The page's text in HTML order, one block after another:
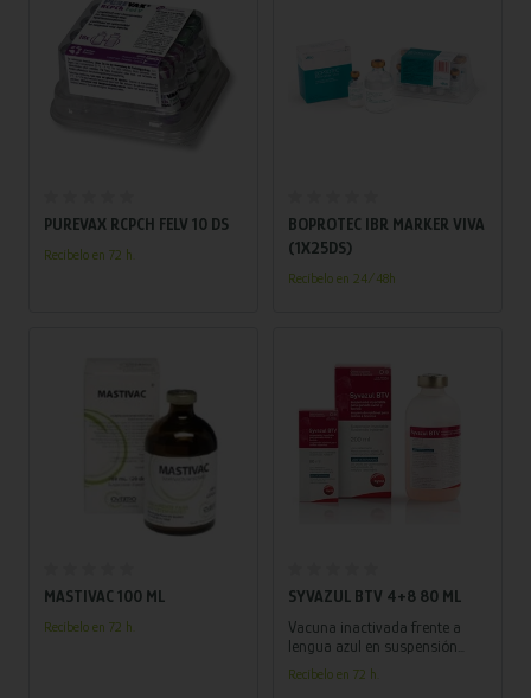
PUREVAX RCPCH FELV 10 DS
Recíbelo en 72 h.
BOPROTEC IBR MARKER VIVA
(1X25DS)
Recíbelo en 24/48h
MASTIVAC 100 ML
Recíbelo en 72 h.
SYVAZUL BTV 4+8 80 ML
Vacuna inactivada frente a
lengua azul en suspensión
inyectable
Recíbelo en 72 h.